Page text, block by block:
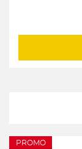
PROMO